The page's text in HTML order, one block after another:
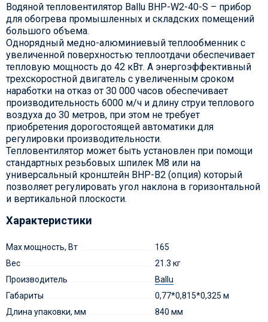
Водяной тепловентилятор Ballu BHP-W2-40-S – прибор
для обогрева промышленных и складских помещений
большого объема.
Однорядный медно-алюминиевый теплообменник с
увеличенной поверхностью теплоотдачи обеспечивает
тепловую мощность до 42 кВт. А энергоэффективный
трехскоростной двигатель с увеличенным сроком
наработки на отказ от 30 000 часов обеспечивает
производительность 6000 м/ч и длину струи теплового
воздуха до 30 метров, при этом не требует
приобретения дорогостоящей автоматики для
регулировки производительности.
Тепловентилятор может быть установлен при помощи
стандартных резьбовых шпилек M8 или на
универсальный кронштейн BHP-B2 (опция) который
позволяет регулировать угол наклона в горизонтальной
и вертикальной плоскости.
Характеристики
Max мощность, Вт
165
Вес
21.3 кг
Производитель
Ballu
Габариты
0,77*0,815*0,325 м
Длина упаковки, мм
840 мм